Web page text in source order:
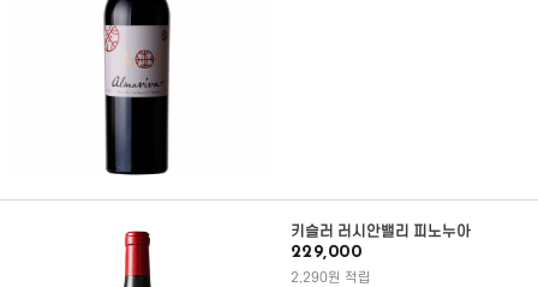
키슬러 러시안밸리 피노누아
229,000
2,290원 적립